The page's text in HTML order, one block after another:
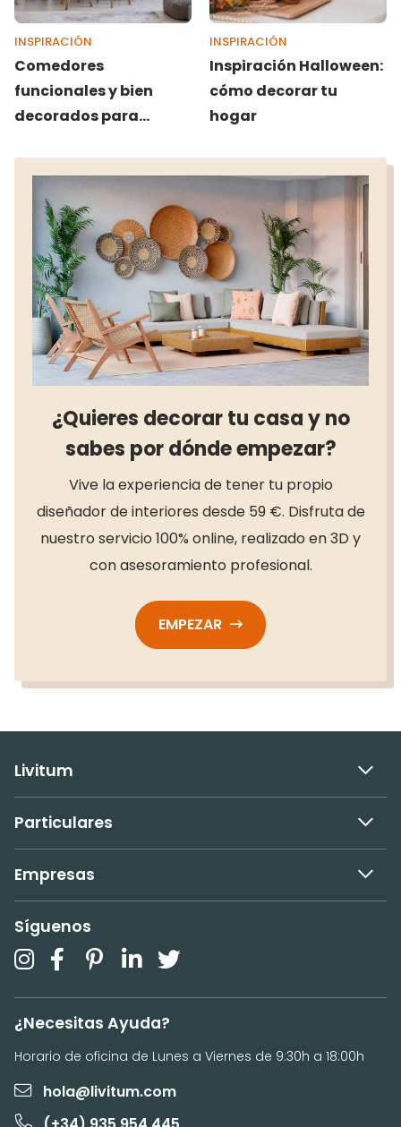
INSPIRACIÓN
Comedores
funcionales y bien
decorados para
INSPIRACIÓN
Inspiración Halloween:
cómo decorar tu
hogar
¿Quieres decorar tu casa y no
sabes por dónde empezar?
Vive la experiencia de tener tu propio
diseñador de interiores desde 59 €. Disfruta de
nuestro servicio 100% online, realizado en 3D y
con asesoramiento profesional.
EMPEZAR
Livitum
Particulares
Empresas
Síguenos
¿Necesitas Ayuda?
Horario de oficina de Lunes a Viernes de 9:30h a 18:00h
hola@livitum.com